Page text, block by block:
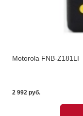
Motorola FNB-Z181LI
2 992 pуб.